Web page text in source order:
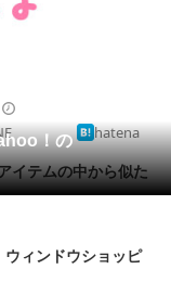
！の
hatena
イテムの中から似た
ィンドウショッピ